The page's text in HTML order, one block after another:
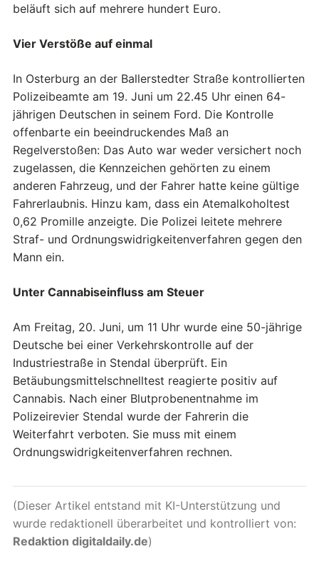
beläuft sich auf mehrere hundert Euro.
Vier Verstöße auf einmal
In Osterburg an der Ballerstedter Straße kontrollierten
Polizeibeamte am 19. Juni um 22.45 Uhr einen 64-
jährigen Deutschen in seinem Ford. Die Kontrolle
offenbarte ein beeindruckendes Maß an
Regelverstoßen: Das Auto war weder versichert noch
zugelassen, die Kennzeichen gehörten zu einem
anderen Fahrzeug, und der Fahrer hatte keine gültige
Fahrerlaubnis. Hinzu kam, dass ein Atemalkoholtest
0,62 Promille anzeigte. Die Polizei leitete mehrere
Straf- und Ordnungswidrigkeitenverfahren gegen den
Mann ein.
Unter Cannabiseinfluss am Steuer
Am Freitag, 20. Juni, um 11 Uhr wurde eine 50-jährige
Deutsche bei einer Verkehrskontrolle auf der
Industriestraße in Stendal überprüft. Ein
Betäubungsmittelschnelltest reagierte positiv auf
Cannabis. Nach einer Blutprobenentnahme im
Polizeirevier Stendal wurde der Fahrerin die
Weiterfahrt verboten. Sie muss mit einem
Ordnungswidrigkeitenverfahren rechnen.
(Dieser Artikel entstand mit KI-Unterstützung und
wurde redaktionell überarbeitet und kontrolliert von:
Redaktion digitaldaily.de)